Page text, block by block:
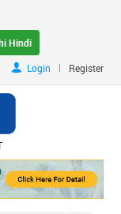
Hindi
Login
| Register